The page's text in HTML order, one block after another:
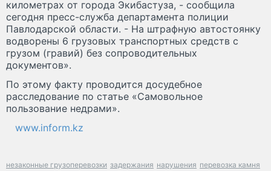
километрах от города Экибастуза, - сообщила
сегодня пресс-служба департамента полиции
Павлодарской области. - На штрафную автостоянку
водворены 6 грузовых транспортных средств с
грузом (гравий) без сопроводительных
документов».
По этому факту проводится досудебное
расследование по статье «Самовольное
пользование недрами».
www.inform.kz
незаконные грузоперевозки задержания нарушения перевозка камня